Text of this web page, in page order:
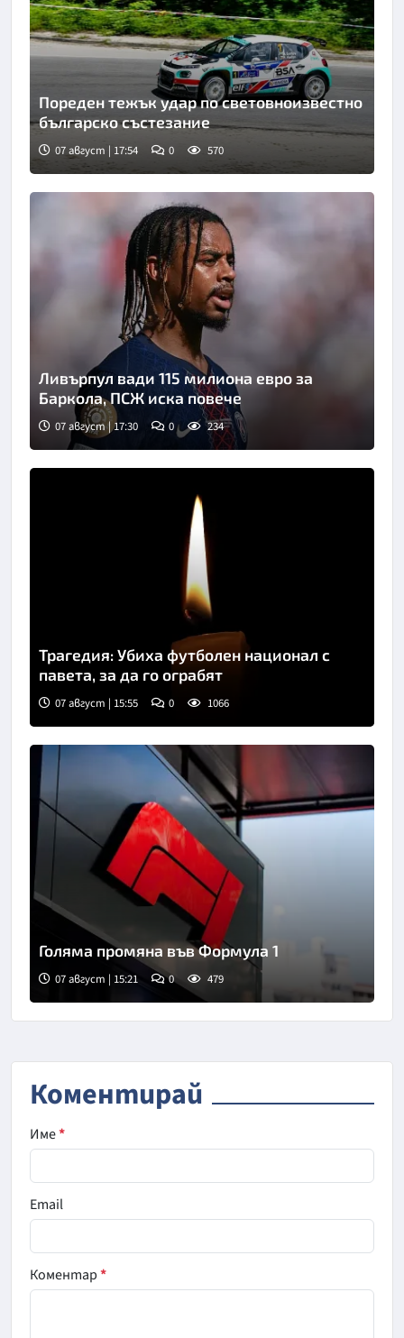
Пореден тежък удар по световноизвестно
българско състезание
07 август | 17:54 0 570
Ливърпул вади 115 милиона евро за
Баркола, ПСЖ иска повече
07 август | 17:30 0 234
Трагедия: Убиха футболен национал с
павета, за да го ограбят
07 август | 15:55 0 1066
Голяма промяна във Формула 1
07 август | 15:21 0 479
Коментирай
Име*
Email
Коментар*